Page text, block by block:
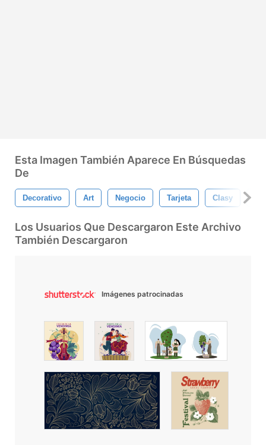
Esta Imagen También Aparece En Búsquedas
De
Decorativo Art Negocio Tarjeta Clasy
Los Usuarios Que Descargaron Este Archivo
También Descargaron
Imágenes patrocinadas